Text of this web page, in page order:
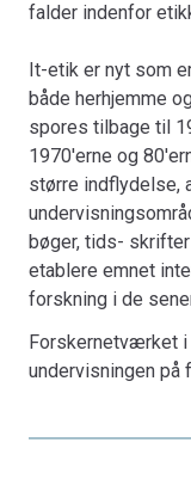
Bogens centreres
begrænsninger,
opdelingen i et A-
patientjournaler
Råds bestræbelser
samt offentligt
hele taget. Det
computerspil og
og mellem børn
Bogen er en del
falder indenfor
It-etik er nyt som
både herhjemme
spores tilbage til
1970'erne og
større indflydelse,
bøger, tids-
etablere emnet
forskning i de
Forskernetværket i
undervisningen på
Det overordnede